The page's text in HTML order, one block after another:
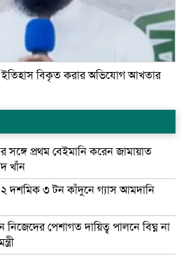
ইতিহাস বিকৃত করার অভিযোগ আখতার
সঙ্গে প্রথম বেইমানি করেন জামায়াত
খাঁন
দশমিক ৩ টন কাঁদুনে গ্যাস আমদানি
নিজেদের পেশাগত দায়িত্ব পালনে বিঘ্ন না